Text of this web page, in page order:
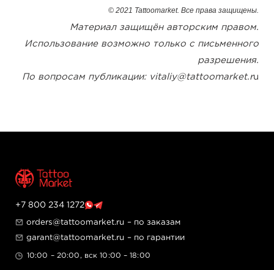
© 2021 Tattoomarket. Все права защищены.
Материал защищён авторским правом.
Использование возможно только с письменного
разрешения.
По вопросам публикации: vitaliy@tattoomarket.ru
+7 800 234 1272
orders@tattoomarket.ru – по заказам
garant@tattoomarket.ru – по гарантии
10:00 – 20:00, вск 10:00 – 18:00